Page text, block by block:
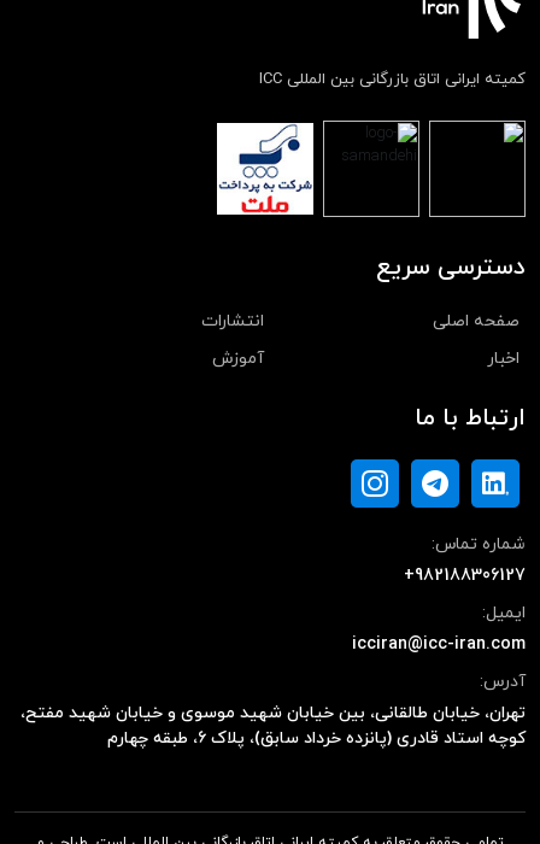
کمیته ایرانی اتاق بازرگانی بین المللی ICC
دسترسی سریع
صفحه اصلی
انتشارات
اخبار
آموزش
ارتباط با ما
شماره تماس:
+982188306127
ایمیل:
icciran@icc-iran.com
آدرس:
تهران، خیابان طالقانی، بین خیابان شهید موسوی و خیابان شهید مفتح،
کوچه استاد قادری (پانزده خرداد سابق)، پلاک ۶، طبقه چهارم